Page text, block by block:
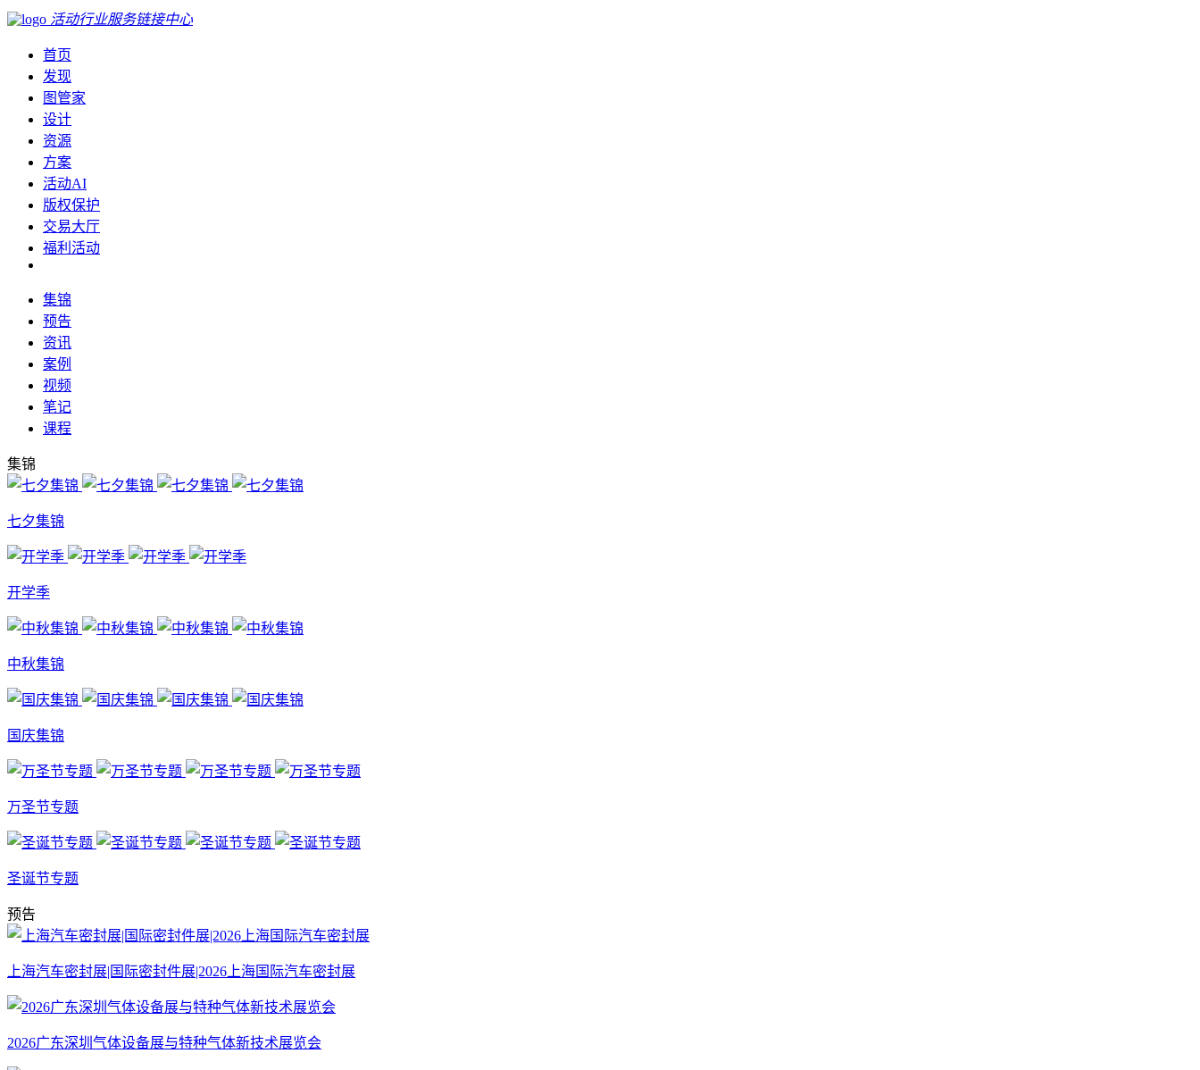
活动行业服务链接中心
首页
发现
图管家
设计
资源
方案
活动AI
版权保护
交易大厅
福利活动
集锦
预告
资讯
案例
视频
笔记
课程
集锦
七夕集锦
开学季
中秋集锦
国庆集锦
万圣节专题
圣诞节专题
预告
上海汽车密封展|国际密封件展|2026上海国际汽车密封展
2026广东深圳气体设备展与特种气体新技术展览会